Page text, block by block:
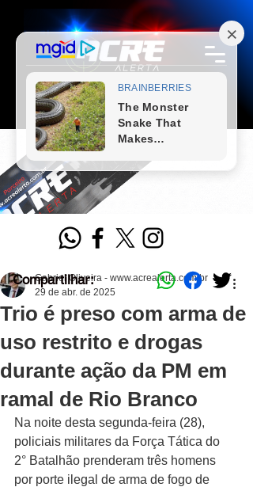
Trio é preso com arma de
uso restrito e drogas
durante ação da PM em
ramal de Rio Branco
Gabriel Oliveira - www.acrealerta.com.br
29 de abr. de 2025
Na noite desta segunda-feira (28),
policiais militares da Força Tática do
2° Batalhão prenderam três homens
por porte ilegal de arma de fogo de
Compartilhar: